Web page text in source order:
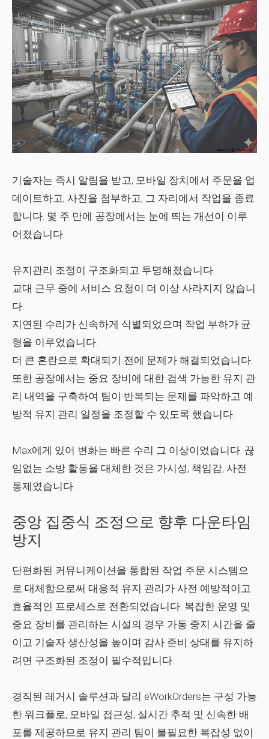
기술자는 즉시 알림을 받고, 모바일 장치에서 주문을 업
데이트하고, 사진을 첨부하고, 그 자리에서 작업을 종료
합니다. 몇 주 만에 공장에서는 눈에 띄는 개선이 이루
어졌습니다.
유지관리 조정이 구조화되고 투명해졌습니다.
교대 근무 중에 서비스 요청이 더 이상 사라지지 않습니
다.
지연된 수리가 신속하게 식별되었으며 작업 부하가 균
형을 이루었습니다.
더 큰 혼란으로 확대되기 전에 문제가 해결되었습니다.
또한 공장에서는 중요 장비에 대한 검색 가능한 유지 관
리 내역을 구축하여 팀이 반복되는 문제를 파악하고 예
방적 유지 관리 일정을 조정할 수 있도록 했습니다.
Max에게 있어 변화는 빠른 수리 그 이상이었습니다. 끊
임없는 소방 활동을 대체한 것은 가시성, 책임감, 사전
통제였습니다.
중앙 집중식 조정으로 향후 다운타임
방지
단편화된 커뮤니케이션을 통합된 작업 주문 시스템으
로 대체함으로써 대응적 유지 관리가 사전 예방적이고
효율적인 프로세스로 전환되었습니다. 복잡한 운영 및
중요 장비를 관리하는 시설의 경우 가동 중지 시간을 줄
이고 기술자 생산성을 높이며 감사 준비 상태를 유지하
려면 구조화된 조정이 필수적입니다.
경직된 레거시 솔루션과 달리 eWorkOrders는 구성 가능
한 워크플로, 모바일 접근성, 실시간 추적 및 신속한 배
포를 제공하므로 유지 관리 팀이 불필요한 복잡성 없이